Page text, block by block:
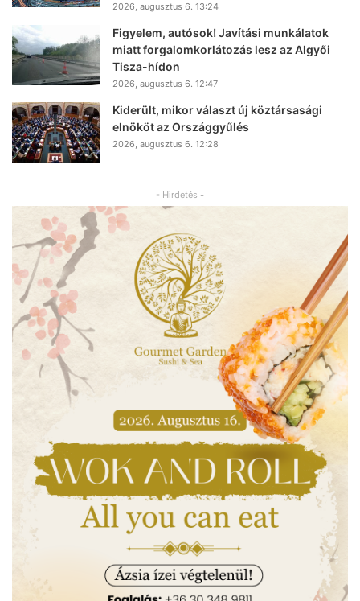
2026, augusztus 6. 13:24
Figyelem, autósok! Javítási munkálatok
miatt forgalomkorlátozás lesz az Algyői
Tisza-hídon
2026, augusztus 6. 12:47
Kiderült, mikor választ új köztársasági
elnököt az Országgyűlés
2026, augusztus 6. 12:28
- Hirdetés -